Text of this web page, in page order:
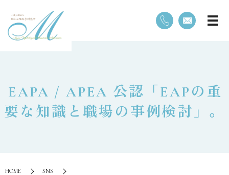
⁡EAPA / APEA 公認「EAPの重
要な知識と職場の事例検討」。
HOME
SNS